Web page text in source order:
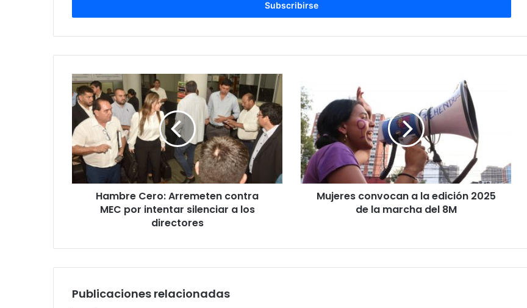
Hambre Cero: Arremeten contra
MEC por intentar silenciar a los
directores
Mujeres convocan a la edición 2025
de la marcha del 8M
Publicaciones relacionadas